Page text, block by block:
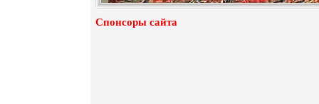
Спонсоры сайта